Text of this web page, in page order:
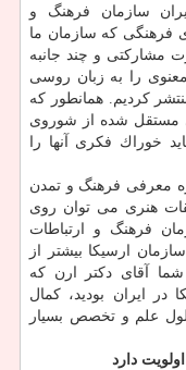
سازمان فرهنگ و
فرهنگی كه سازمان ما
مشاركتی و چند جانبه
را به زبان روسی
كردیم. همانطور كه
مستقل شده از شوروی
خوراك فكری آنها را
معرفی فرهنگ و تمدن
هنری می توان روی
فرهنگ و ارتباطات
ارسیكا بیشتر از
آقای دكتر ارن كه
ایران بودید، كمال
علم و تخصص بسیار
دارد